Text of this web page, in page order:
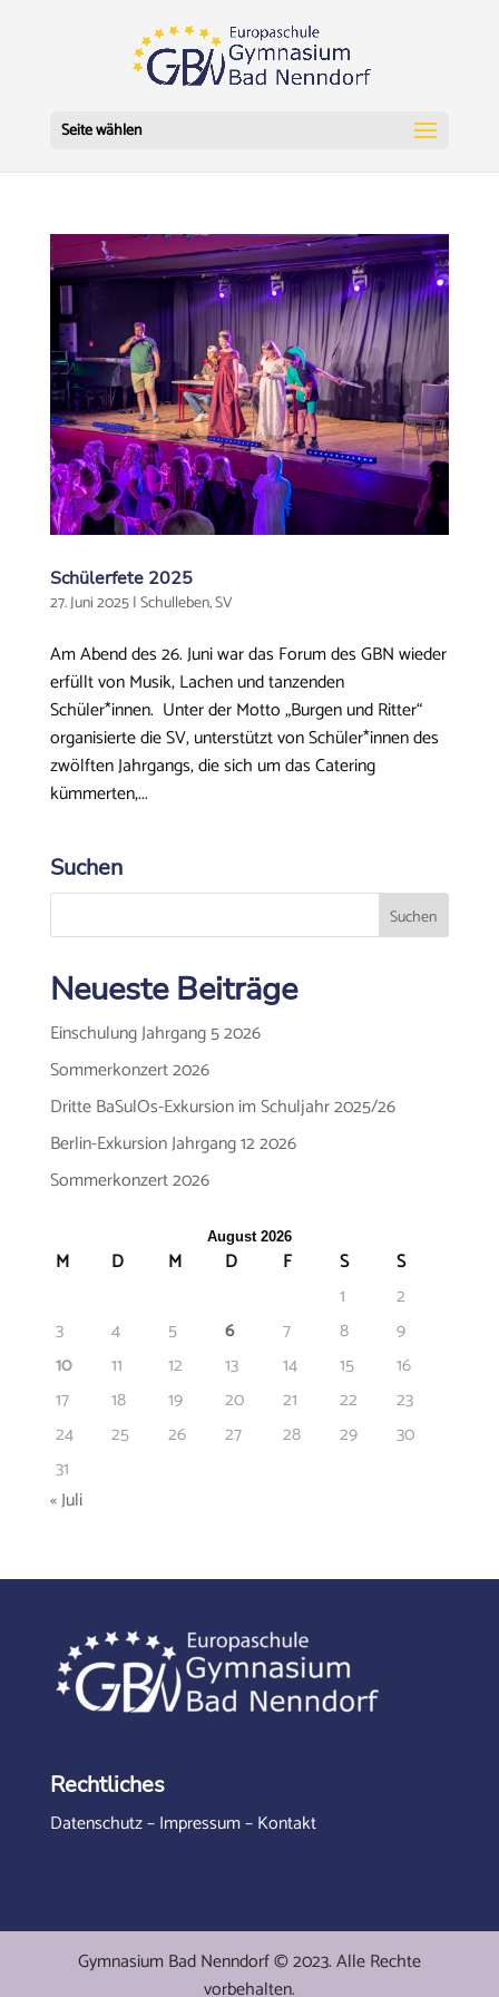
Seite wählen
Schülerfete 2025
27. Juni 2025|Schulleben,SV
Am Abend des 26. Juni war das Forum des GBN wieder
erfüllt von Musik, Lachen und tanzenden
Schüler*innen. Unter der Motto „Burgen und Ritter“
organisierte die SV, unterstützt von Schüler*innen des
zwölften Jahrgangs, die sich um das Catering
kümmerten,...
Suchen
Neueste Beiträge
Einschulung Jahrgang 5 2026
Sommerkonzert 2026
Dritte BaSulOs-Exkursion im Schuljahr 2025/26
Berlin-Exkursion Jahrgang 12 2026
Sommerkonzert 2026
August 2026
M D M D F S
S
1
2
3
4 5 6 7 8
9
10
11 12 13 14 15
16
17
18 19 20 21 22
23
24
25 26 27 28 29
30
31
« Juli
Rechtliches
Datenschutz–Impressum–Kontakt
Gymnasium Bad Nenndorf © 2023. Alle Rechte
vorbehalten.